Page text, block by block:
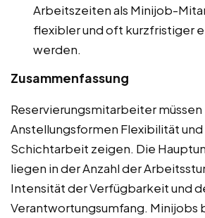
Arbeitszeiten als Minijob-
flexibler und oft kurzfristiger
werden.
Zusammenfassung
Reservierungsmitarbeiter müssen
Anstellungsformen Flexibilität
Schichtarbeit zeigen. Die
liegen in der Anzahl der
Intensität der Verfügbarkeit und
Verantwortungsumfang.